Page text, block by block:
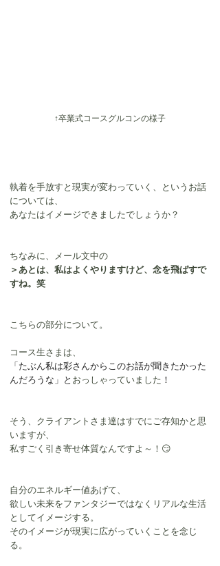
↑卒業式コースグルコンの様子
執着を手放すと現実が変わっていく、というお話
については、
あなたはイメージできましたでしょうか？
ちなみに、メール文中の
＞ あとは、私はよくやりますけど、念を飛ばすで
すね。笑
こちらの部分について。
コース生さまは、
「たぶん私は彩さんからこのお話が聞きたかった
んだろうな」と おっしゃっていました ！
そう、クライアントさま達はすでにご存知かと思
いますが、
私すごく引き寄せ体質なんですよ～！😏
自分のエネルギー値あげて、
欲しい未来をファンタジーではなくリアルな生活
としてイメージする。
そのイメージが現実に広がっていくことを念じ
る。